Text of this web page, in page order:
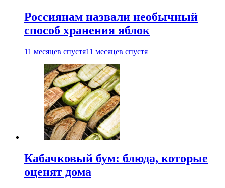
Россиянам назвали необычный
способ хранения яблок
11 месяцев спустя11 месяцев спустя
Кабачковый бум: блюда, которые
оценят дома